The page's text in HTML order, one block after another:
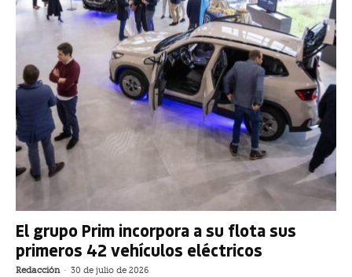
El grupo Prim incorpora a su flota sus
primeros 42 vehículos eléctricos
Redacción - 30 de julio de 2026